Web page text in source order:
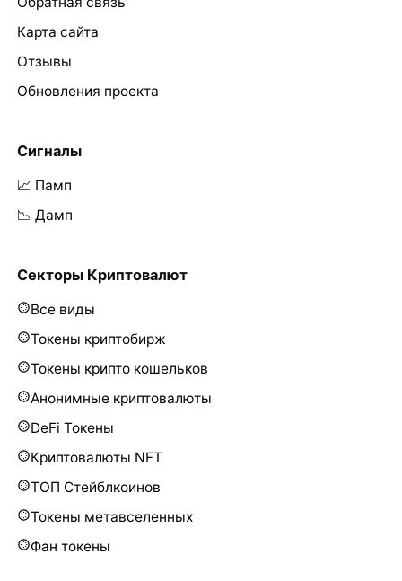
Карта сайта
Отзывы
Обновления проекта
Сигналы
📈 Памп
📉 Дамп
Секторы Криптовалют
Все виды
Токены криптобирж
Токены крипто кошельков
Анонимные криптовалюты
DeFi Токены
Криптовалюты NFT
ТОП Стейблкоинов
Токены метавселенных
Фан токены